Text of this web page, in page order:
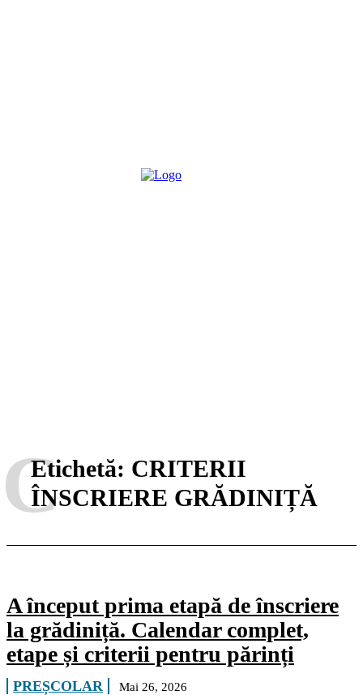
Etichetă: CRITERII
ÎNSCRIERE GRĂDINIȚĂ
C
A început prima etapă de înscriere
la grădiniță. Calendar complet,
etape și criterii pentru părinți
PREȘCOLAR Mai 26, 2026